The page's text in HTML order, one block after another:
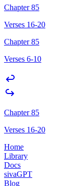
Chapter 85
Verses 16-20
Chapter 85
Verses 6-10
Chapter 85
Verses 16-20
Home
Library
Docs
sivaGPT
Blog